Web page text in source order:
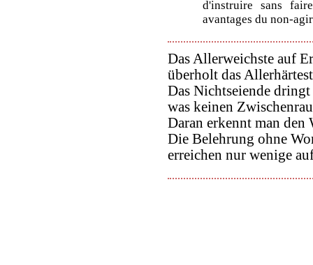
d'instruire sans
avantages du non-
Das Allerweichste auf
überholt das
Das Nichtseiende
was keinen
Daran erkennt man den
Die Belehrung ohne
erreichen nur wenige